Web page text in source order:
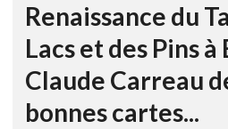
Renaissance du
Lacs et des Pins
Claude Carreau
bonnes cartes...